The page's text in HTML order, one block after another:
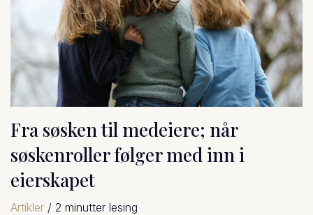
Fra søsken til medeiere; når
søskenroller følger med inn i
eierskapet
Artikler / 2 minutter lesing